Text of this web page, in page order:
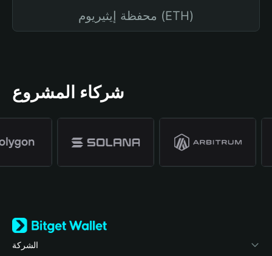
محفظة إيثيريوم (ETH)
شركاء المشروع
الشركة